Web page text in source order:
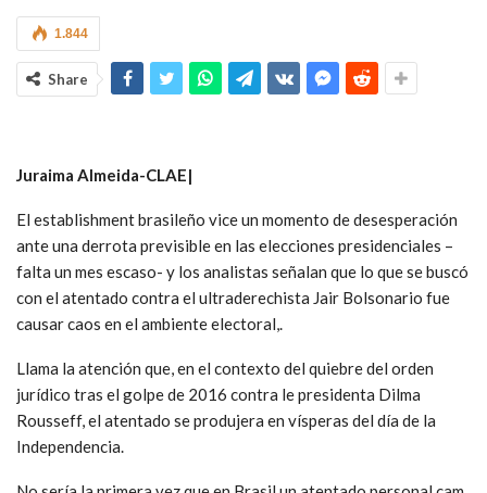
1.844
Share
Juraima Almeida-CLAE|
El establishment brasileño vice un momento de desesperación
ante una derrota previsible en las elecciones presidenciales –
falta un mes escaso- y los analistas señalan que lo que se buscó
con el atentado contra el ultraderechista Jair Bolsonario fue
causar caos en el ambiente electoral,.
Llama la atención que, en el contexto del quiebre del orden
jurídico tras el golpe de 2016 contra le presidenta Dilma
Rousseff, el atentado se produjera en vísperas del día de la
Independencia.